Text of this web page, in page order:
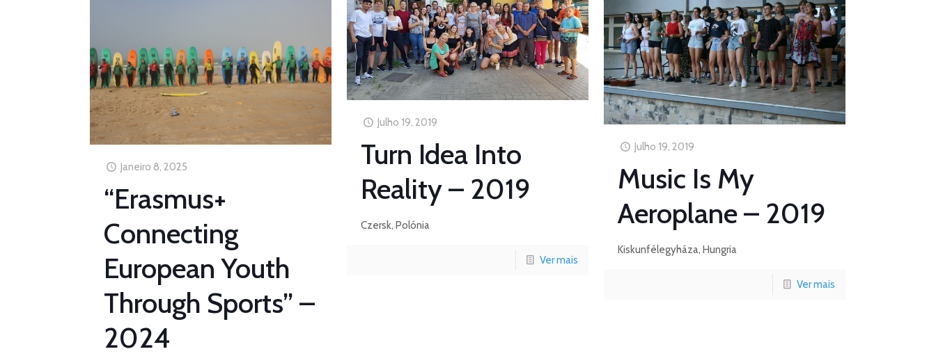
Janeiro 8, 2025
“Erasmus+
Connecting
European Youth
Through Sports” –
2024
Julho 19, 2019
Turn Idea Into
Reality – 2019
Czersk, Polónia
Ver mais
Julho 19, 2019
Music Is My
Aeroplane – 2019
Kiskunfélegyháza, Hungria
Ver mais